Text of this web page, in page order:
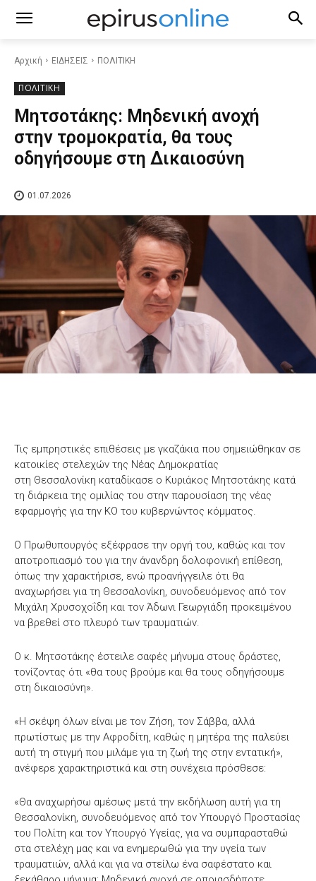
Αρχική ΕΙΔΗΣΕΙΣ ΠΟΛΙΤΙΚΗ
ΠΟΛΙΤΙΚΗ
Μητσοτάκης: Μηδενική ανοχή
στην τρομοκρατία, θα τους
οδηγήσουμε στη Δικαιοσύνη
01.07.2026
Τις εμπρηστικές επιθέσεις με γκαζάκια που σημειώθηκαν σε
κατοικίες στελεχών της Νέας Δημοκρατίας
στη Θεσσαλονίκη καταδίκασε ο Κυριάκος Μητσοτάκης κατά
τη διάρκεια της ομιλίας του στην παρουσίαση της νέας
εφαρμογής για την ΚΟ του κυβερνώντος κόμματος.
Ο Πρωθυπουργός εξέφρασε την οργή του, καθώς και τον
αποτροπιασμό του για την άνανδρη δολοφονική επίθεση,
όπως την χαρακτήρισε, ενώ προανήγγειλε ότι θα
αναχωρήσει για τη Θεσσαλονίκη, συνοδευόμενος από τον
Μιχάλη Χρυσοχοΐδη και τον Άδωνι Γεωργιάδη προκειμένου
να βρεθεί στο πλευρό των τραυματιών.
Ο κ. Μητσοτάκης έστειλε σαφές μήνυμα στους δράστες,
τονίζοντας ότι «θα τους βρούμε και θα τους οδηγήσουμε
στη δικαιοσύνη».
«Η σκέψη όλων είναι με τον Ζήση, τον Σάββα, αλλά
πρωτίστως με την Αφροδίτη, καθώς η μητέρα της παλεύει
αυτή τη στιγμή που μιλάμε για τη ζωή της στην εντατική»,
ανέφερε χαρακτηριστικά και στη συνέχεια πρόσθεσε:
«Θα αναχωρήσω αμέσως μετά την εκδήλωση αυτή για τη
Θεσσαλονίκη, συνοδευόμενος από τον Υπουργό Προστασίας
του Πολίτη και τον Υπουργό Υγείας, για να συμπαρασταθώ
στα στελέχη μας και να ενημερωθώ για την υγεία των
τραυματιών, αλλά και για να στείλω ένα σαφέστατο και